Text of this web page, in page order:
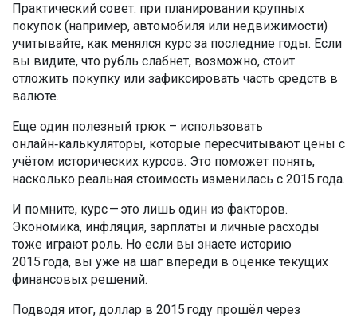
Практический совет: при планировании крупных
покупок (например, автомобиля или недвижимости)
учитывайте, как менялся курс за последние годы. Если
вы видите, что рубль слабнет, возможно, стоит
отложить покупку или зафиксировать часть средств в
валюте.
Еще один полезный трюк – использовать
онлайн‑калькуляторы, которые пересчитывают цены с
учётом исторических курсов. Это поможет понять,
насколько реальная стоимость изменилась с 2015 года.
И помните, курс — это лишь один из факторов.
Экономика, инфляция, зарплаты и личные расходы
тоже играют роль. Но если вы знаете историю
2015 года, вы уже на шаг впереди в оценке текущих
финансовых решений.
Подводя итог, доллар в 2015 году прошёл через